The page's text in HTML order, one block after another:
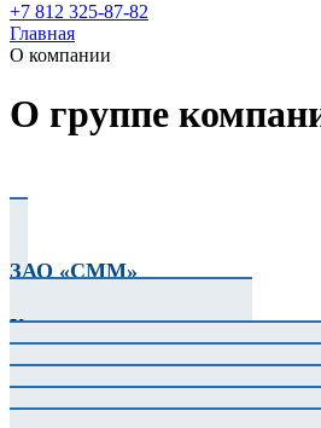
+7 812 325-87-82
Главная
О компании
О группе
ЗАО «СММ»
Управляющее предприятие
ЗАО «СММ» - отечественный лидер
машиностроения,
изготовлении, монтаже и